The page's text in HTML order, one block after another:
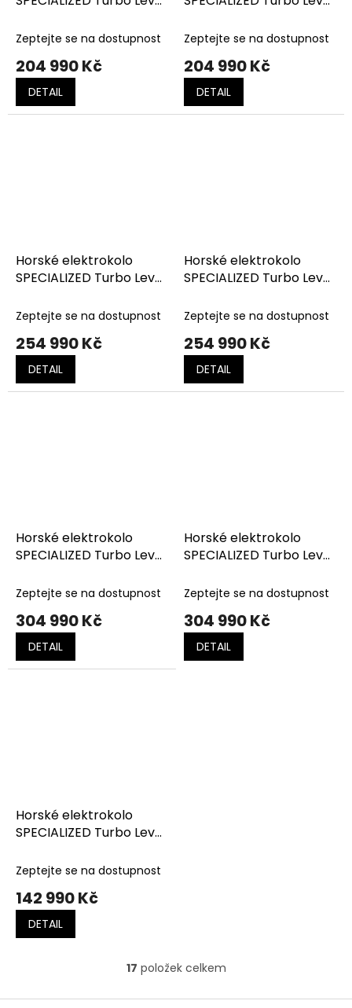
Orange
Zeptejte se na dostupnost
204 990 Kč
DETAIL
Champagne
Zeptejte se na dostupnost
204 990 Kč
DETAIL
Horské elektrokolo
SPECIALIZED Turbo Levo
Metallic
Zeptejte se na dostupnost
254 990 Kč
DETAIL
Horské elektrokolo
SPECIALIZED Turbo Levo
Gold Metallic
Zeptejte se na dostupnost
254 990 Kč
DETAIL
Horské elektrokolo
SPECIALIZED Turbo Levo
Zeptejte se na dostupnost
304 990 Kč
DETAIL
Horské elektrokolo
SPECIALIZED Turbo Levo
Obsidian
Zeptejte se na dostupnost
304 990 Kč
DETAIL
Horské elektrokolo
SPECIALIZED Turbo Levo
Dove Grey / Black
Zeptejte se na dostupnost
142 990 Kč
DETAIL
O
17 položek celkem